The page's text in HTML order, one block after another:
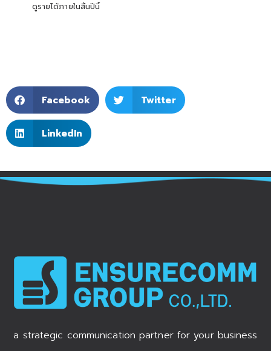
ดูรายได้ภายในสิ้นปีนี้
Facebook Twitter
LinkedIn
a strategic communication partner for your business